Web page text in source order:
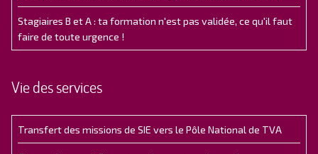
Stagiaires B et A : ta formation n'est pas validée, ce qu'il faut
faire de toute urgence !
Vie des services
Transfert des missions de SIE vers le Pôle National de TVA